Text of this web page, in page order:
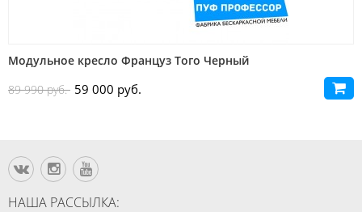
Модульное кресло Француз Того Черный
89 990 руб. 59 000 руб.
НАША РАССЫЛКА: